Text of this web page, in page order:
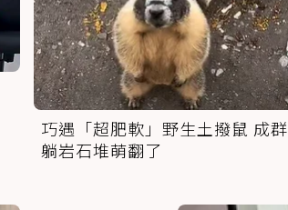
巧遇「超肥軟」野生土撥鼠 成群
躺岩石堆萌翻了